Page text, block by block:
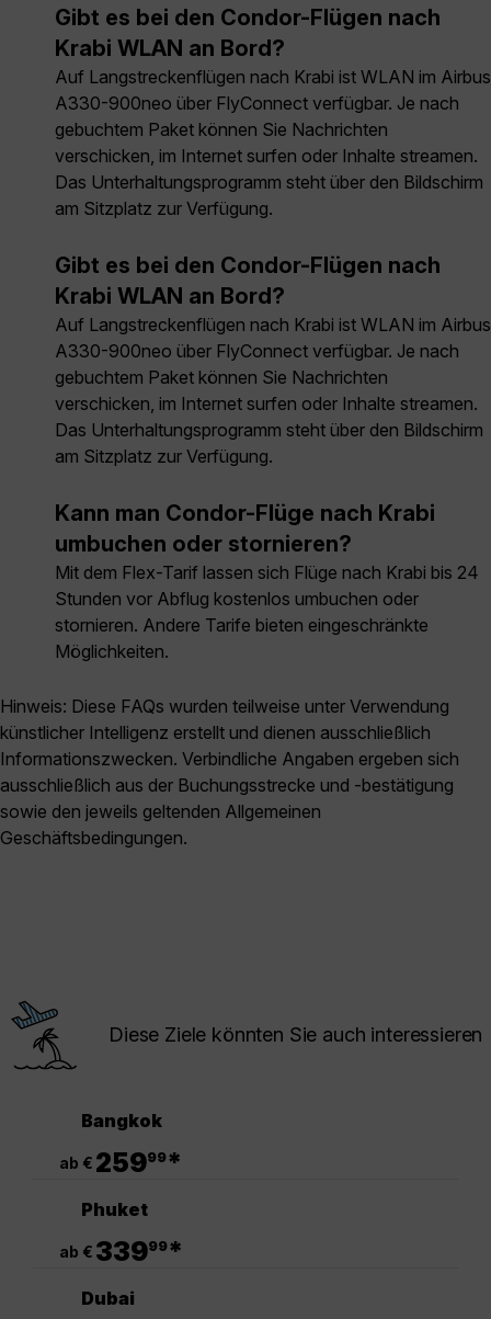
Gibt es bei den Condor-Flügen nach
Krabi WLAN an Bord?
Auf Langstreckenflügen nach Krabi ist WLAN im Airbus
A330-900neo über FlyConnect verfügbar. Je nach
gebuchtem Paket können Sie Nachrichten
verschicken, im Internet surfen oder Inhalte streamen.
Das Unterhaltungsprogramm steht über den Bildschirm
am Sitzplatz zur Verfügung.
Gibt es bei den Condor-Flügen nach
Krabi WLAN an Bord?
Auf Langstreckenflügen nach Krabi ist WLAN im Airbus
A330-900neo über FlyConnect verfügbar. Je nach
gebuchtem Paket können Sie Nachrichten
verschicken, im Internet surfen oder Inhalte streamen.
Das Unterhaltungsprogramm steht über den Bildschirm
am Sitzplatz zur Verfügung.
Kann man Condor-Flüge nach Krabi
umbuchen oder stornieren?
Mit dem Flex-Tarif lassen sich Flüge nach Krabi bis 24
Stunden vor Abflug kostenlos umbuchen oder
stornieren. Andere Tarife bieten eingeschränkte
Möglichkeiten.
Hinweis: Diese FAQs wurden teilweise unter Verwendung
künstlicher Intelligenz erstellt und dienen ausschließlich
Informationszwecken. Verbindliche Angaben ergeben sich
ausschließlich aus der Buchungsstrecke und -bestätigung
sowie den jeweils geltenden Allgemeinen
Geschäftsbedingungen.
Diese Ziele könnten Sie auch interessieren
Bangkok
ab € 25999*
Phuket
ab € 33999*
Dubai